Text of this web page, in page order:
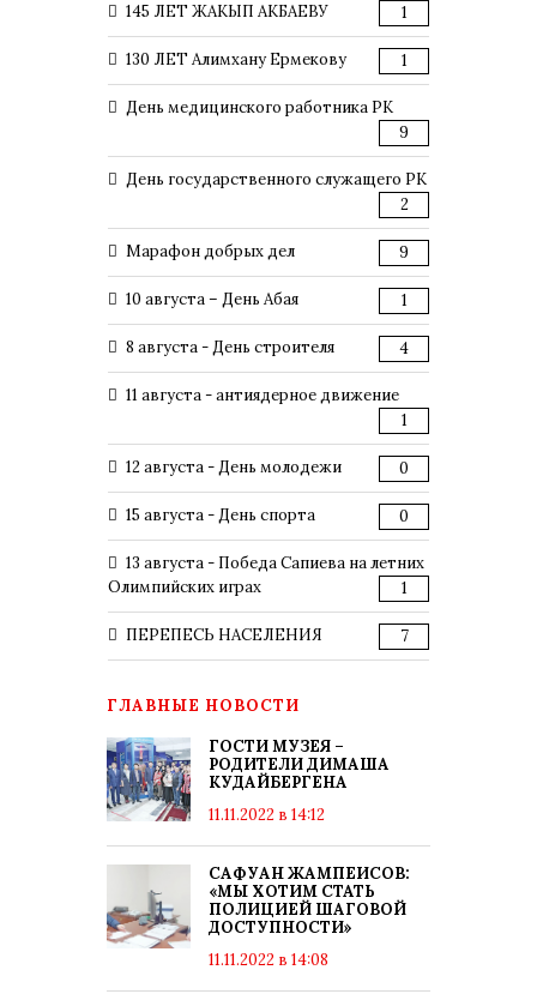
145 ЛЕТ ЖАКЫП АКБАЕВУ 1
130 ЛЕТ Алимхану Ермекову 1
День медицинского работника РК
9
День государственного служащего РК
2
Марафон добрых дел 9
10 августа – День Абая 1
8 августа - День строителя 4
11 августа - антиядерное движение
1
12 августа - День молодежи 0
15 августа - День спорта 0
13 августа - Победа Сапиева на летних
Олимпийских играх
1
ПЕРЕПЕСЬ НАСЕЛЕНИЯ 7
ГЛАВНЫЕ НОВОСТИ
ГОСТИ МУЗЕЯ –
РОДИТЕЛИ ДИМАША
КУДАЙБЕРГЕНА
11.11.2022 в 14:12
САФУАН ЖАМПЕИСОВ:
«МЫ ХОТИМ СТАТЬ
ПОЛИЦИЕЙ ШАГОВОЙ
ДОСТУПНОСТИ»
11.11.2022 в 14:08